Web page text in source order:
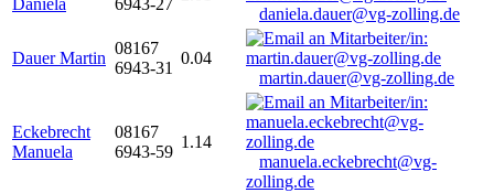
Daniela
6943-27
daniela.dauer@vg-zolling.de
Dauer Martin
08167
6943-31
0.04
martin.dauer@vg-zolling.de
Eckebrecht
Manuela
08167
6943-59
1.14
manuela.eckebrecht@vg-
zolling.de